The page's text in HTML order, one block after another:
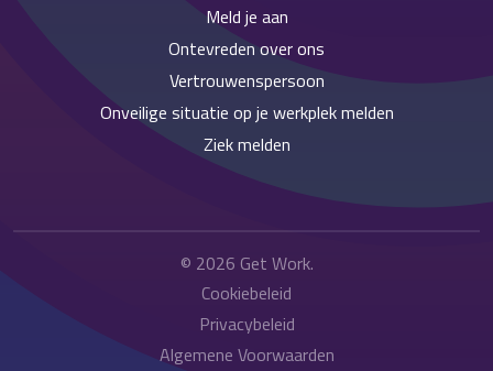
Meld je aan
Ontevreden over ons
Vertrouwenspersoon
Onveilige situatie op je werkplek melden
Ziek melden
© 2026 Get Work.
Cookiebeleid
Privacybeleid
Algemene Voorwaarden